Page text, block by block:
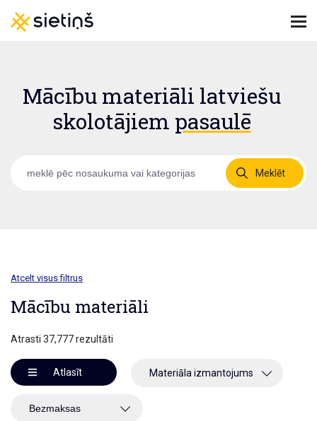
Mācību materiāli latviešu
skolotājiem pasaulē
Meklēt
Atcelt visus filtrus
Mācību materiāli
Atrasti 37,777 rezultāti
Atlasīt Materiāla izmantojums